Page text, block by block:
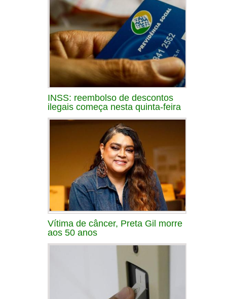
INSS: reembolso de descontos
ilegais começa nesta quinta-feira
Vítima de câncer, Preta Gil morre
aos 50 anos